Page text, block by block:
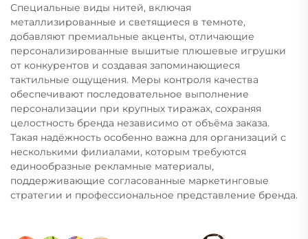
Специальные виды нитей, включая
металлизированные и светящиеся в темноте,
добавляют премиальные акценты, отличающие
персонализированные вышитые плюшевые игрушки
от конкурентов и создавая запоминающиеся
тактильные ощущения. Меры контроля качества
обеспечивают последовательное выполнение
персонализации при крупных тиражах, сохраняя
целостность бренда независимо от объёма заказа.
Такая надёжность особенно важна для организаций с
несколькими филиалами, которым требуются
единообразные рекламные материалы,
поддерживающие согласованные маркетинговые
стратегии и профессиональное представление бренда.